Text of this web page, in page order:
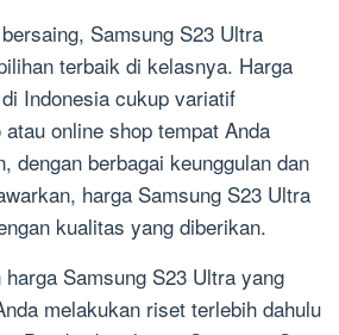
Samsung S23 Ultra
terbaik di kelasnya. Harga
Indonesia cukup variatif
online shop tempat Anda
dengan berbagai keunggulan dan
harga Samsung S23 Ultra
kualitas yang diberikan.
Samsung S23 Ultra yang
melakukan riset terlebih dahulu